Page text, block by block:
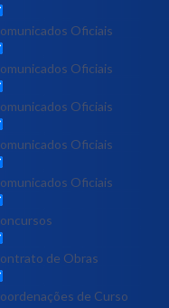
Oficiais
Oficiais
Oficiais
Oficiais
Oficiais
de Obras
de Curso